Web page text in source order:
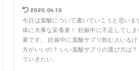
2020.04.10
今日は葉酸について書いていこうと思いま
体に大事な栄養素！ 妊娠中に不足してしま
素です。 妊娠中に葉酸サプリ飲む人いる
方がいいの？ いい葉酸サプリの選び方は？
ていきたい...